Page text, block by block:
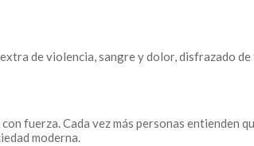
de violencia, sangre y dolor, disfrazado
fuerza. Cada vez más personas entienden
moderna.